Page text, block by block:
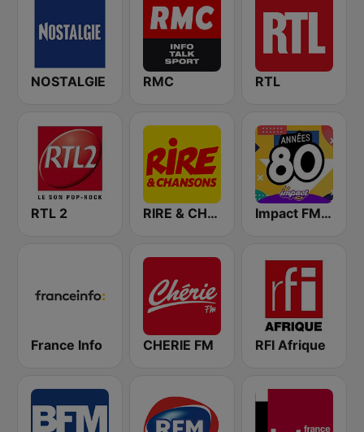
NOSTALGIE RMC RTL
RTL 2 RIRE & CHANSONS Impact FM - Années 80
France Info CHERIE FM RFI Afrique